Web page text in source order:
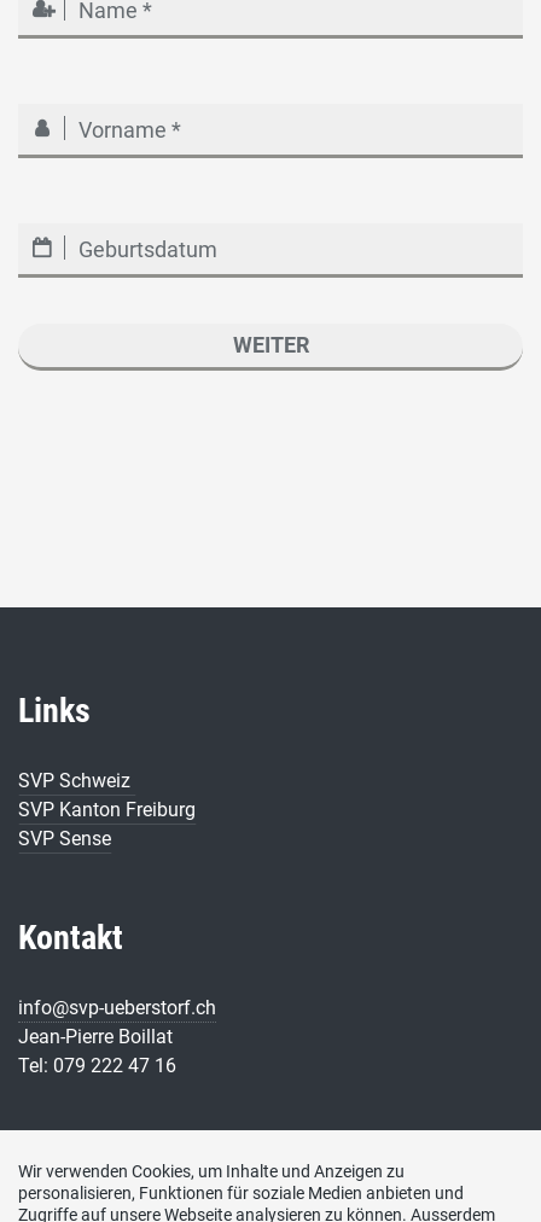
TT
JJJJ
Links
SVP Schweiz
SVP Kanton Freiburg
SVP Sense
Kontakt
info@svp-ueberstorf.ch
Jean-Pierre Boillat
Tel: 079 222 47 16
Wir verwenden Cookies, um Inhalte und Anzeigen zu
personalisieren, Funktionen für soziale Medien anbieten und
Zugriffe auf unsere Webseite analysieren zu können. Ausserdem